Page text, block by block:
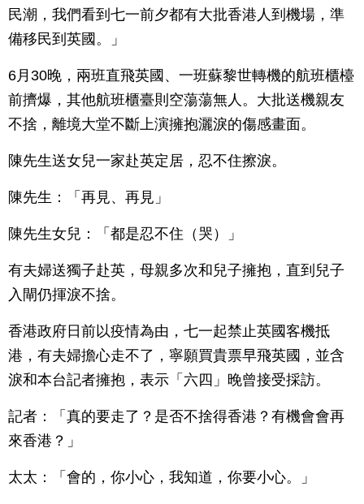
民潮，我們看到七一前夕都有大批香港人到機場，準
備移民到英國。」
6月30晚，兩班直飛英國、一班蘇黎世轉機的航班櫃檯
前擠爆，其他航班櫃臺則空蕩蕩無人。大批送機親友
不捨，離境大堂不斷上演擁抱灑淚的傷感畫面。
陳先生送女兒一家赴英定居，忍不住擦淚。
陳先生：「再見、再見」
陳先生女兒：「都是忍不住（哭）」
有夫婦送獨子赴英，母親多次和兒子擁抱，直到兒子
入閘仍揮淚不捨。
香港政府日前以疫情為由，七一起禁止英國客機抵
港，有夫婦擔心走不了，寧願買貴票早飛英國，並含
淚和本台記者擁抱，表示「六四」晚曾接受採訪。
記者：「真的要走了？是否不捨得香港？有機會會再
來香港？」
太太：「會的，你小心，我知道，你要小心。」